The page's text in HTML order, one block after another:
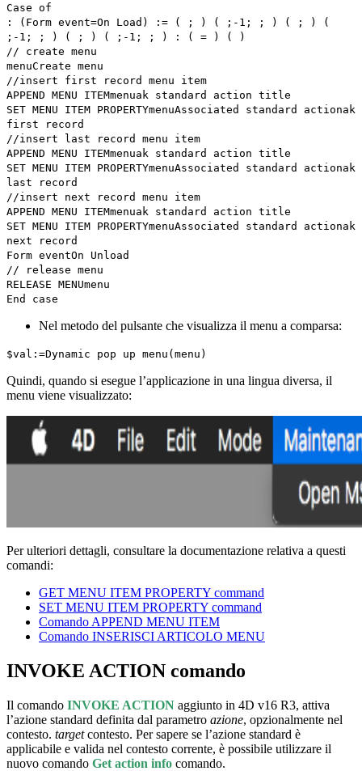
Case of
: ( Form event=On Load ) := ( ; ) ( ;-1; ; ) ( ; ) (
;-1; ; ) ( ; ) ( ;-1; ; ) : ( = ) ( )
// create menu
menuCreate menu
//insert first record menu item
APPEND MENU ITEMmenuak standard action title
SET MENU ITEM PROPERTYmenuAssociated standard actionak
first record
//insert last record menu item
APPEND MENU ITEMmenuak standard action title
SET MENU ITEM PROPERTYmenuAssociated standard actionak
last record
//insert next record menu item
APPEND MENU ITEMmenuak standard action title
SET MENU ITEM PROPERTYmenuAssociated standard actionak
next record
Form eventOn Unload
// release menu
RELEASE MENUmenu
End case
Nel metodo del pulsante che visualizza il menu a comparsa:
$val :=Dynamic pop up menu ( menu )
Quindi, quando si esegue l’applicazione in una lingua diversa, il
menu viene visualizzato:
Per ulteriori dettagli, consultare la documentazione relativa a questi
comandi:
GET MENU ITEM PROPERTY command
SET MENU ITEM PROPERTY command
Comando APPEND MENU ITEM
Comando INSERISCI ARTICOLO MENU
INVOKE ACTION comando
Il comando INVOKE ACTION aggiunto in 4D v16 R3, attiva
l’azione standard definita dal parametro azione, opzionalmente nel
contesto. targetcontesto. Per sapere se l’azione standard è
applicabile e valida nel contesto corrente, è possibile utilizzare il
nuovo comando Get action info comando.